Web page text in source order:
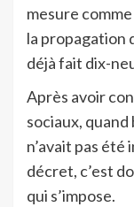
mesure
la propagation
déjà fait dix-
Après avoir
sociaux,
n’avait pas été
décret, c’est
qui s’impose.